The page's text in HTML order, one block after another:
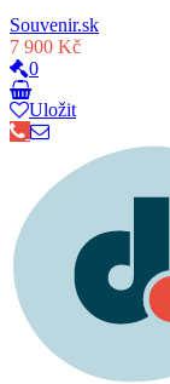
Souvenir.sk
7 900 Kč
0
Uložit